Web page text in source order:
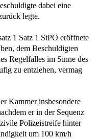
dabei eine
legte.
1 Satz 1 StPO eröffnete
dem Beschuldigten
Regelfalles im Sinne des
zu entziehen, vermag
Kammer insbesondere
er in der Sequenz
Polizeistreife hinter
um 100 km/h